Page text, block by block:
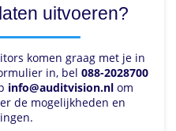
uitvoeren?
komen graag met je in
in, bel 088-2028700
info@auditvision.nl om
de mogelijkheden en